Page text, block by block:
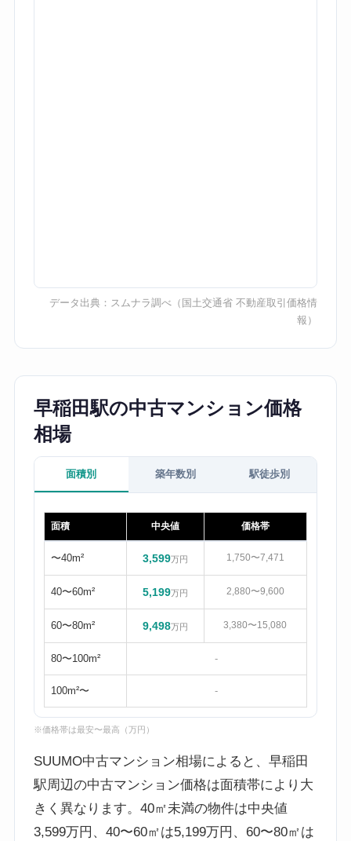
データ出典： スムナラ調べ （国土交通省 不動産取引価格情
報）
早稲田駅の中古マンション価格
相場
面積別 築年数別 駅徒歩別
面積 中央値 価格帯
〜40m² 3,599万円 1,750〜7,471
40〜60m² 5,199万円 2,880〜9,600
60〜80m² 9,498万円 3,380〜15,080
80〜100m² -
100m²〜 -
※価格帯は最安〜最高（万円）
SUUMO中古マンション相場によると、早稲田
駅周辺の中古マンション価格は面積帯により大
きく異なります。40㎡未満の物件は中央値
3,599万円、40〜60㎡は5,199万円、60〜80㎡は